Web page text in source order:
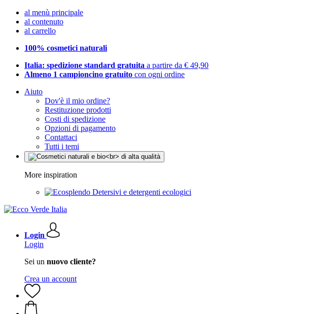
al menù principale
al contenuto
al carrello
100% cosmetici naturali
Italia: spedizione standard gratuita a partire da € 49,90
Almeno 1 campioncino gratuito con ogni ordine
Aiuto
Dov'è il mio ordine?
Restituzione prodotti
Costi di spedizione
Opzioni di pagamento
Contattaci
Tutti i temi
More inspiration
Detersivi e detergenti ecologici
Login
Login
Sei un nuovo cliente?
Crea un account